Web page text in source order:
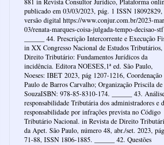
881 in Revista Consultor Jurídico, Plataforma
publicado em 03/03/2023, pág. 1 ISSN 18092829,
versão digital https://www.conjur.com.br/2023-
03/renata-marques-coisa-julgada-tempo-decisao-
______ 44. Prescrição Intercorrente e Execução
in XX Congresso Nacional de Estudos Tributários,
Direito Tributário: Fundamentos Jurídicos da
incidência. Editora NOESES,1ª ed. São Paulo,
Noeses: IBET 2023, pág 1207-1216, Coordenação
Paulo de Barros Carvalho; Organização Priscila de
SouzaISBN: 978-85-8310-174. ______ 43.
responsabilidade Tributária dos administradores e
responsabilidade por infrações prevista no Código
Tributário Nacional. in Revista de Direito
da Apet. São Paulo, número 48, abr./set. 2023, pág
71-88, ISSN 1806-1885. ______ 42. Questões